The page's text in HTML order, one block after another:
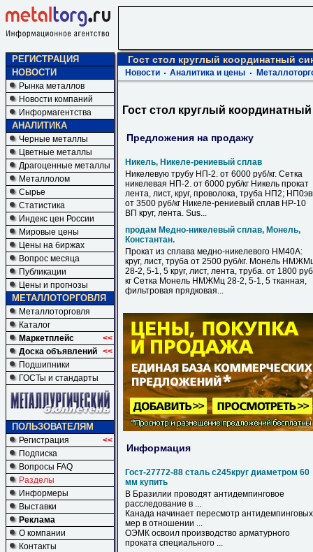
РЕГИСТРАЦИЯ
НОВОСТИ
Рынка металлов
Новости компаний
Информагентства
АНАЛИТИКА
Черные металлы
Цветные металлы
Драгоценные металлы
Металлолом
Сырье
Статистика
Индекс цен России
Мировые цены
Цены на биржах
Вопрос месяца
Публикации
Цены и прогнозы
МЕТАЛЛОТОРГОВЛЯ
Металлоторговля
Каталог
Маркетплейс
<<
Доска объявлений <<
Подшипники
ГОСТы и стандарты
ПОЛЬЗОВАТЕЛЯМ
Регистрация
<<
Подписка
Вопросы FAQ
Разделы
Информеры
Выставки
Реклама
О компании
Контакты
Гост стол круглый координатный
Новости Аналитика и цены
Гост стол круглый
Предложения на продажу
Никель, Никеле-рениевый сплав
Никелевую трубу НП-2. от 6000 руб/кг. Сетка
никелевая НП-2. от 6000 руб/кг Никель прокат
лента, лист, круг, проволока, труба НП2;
от 3500 руб/кг Никеле-рениевый сплав НР-10
ВП круг, лента. Sus...
продам Медно-никелевый сплав, Монель,
Константан.
Прокат из сплава медно-никелевого НМ40А:
круг, лист, труба от 2500 руб/кг. Монель
28-2, 5-1, 5 круг, лист, лента, труба. от 1800
кг Сетка Монель НМЖМц 28-2, 5-1, 5 тканная,
фильтровая прядковая...
Информация
Гост-27772-88 сталь с245круг диаметром 60
мм купить
В Бразилии проводят антидемпинговое
расследование в ...
Канада начинает пересмотр антидемпинговых
мер в отношении ...
ОЭМК освоил производство арматурного
проката специального ...